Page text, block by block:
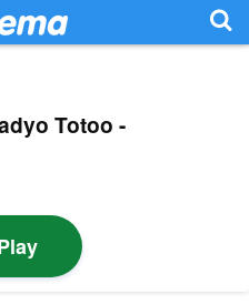
Totoo -